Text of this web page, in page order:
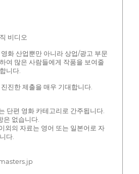
비디오
화 산업뿐만 아니라 상업/광고 부문
여 많은 사람들에게 작품을 보여줄
니다.
진한 제출을 매우 기대합니다.
단편 영화 카테고리로 간주됩니다.
은 없습니다.
외의 자료는 영어 또는 일본어로 자
다.